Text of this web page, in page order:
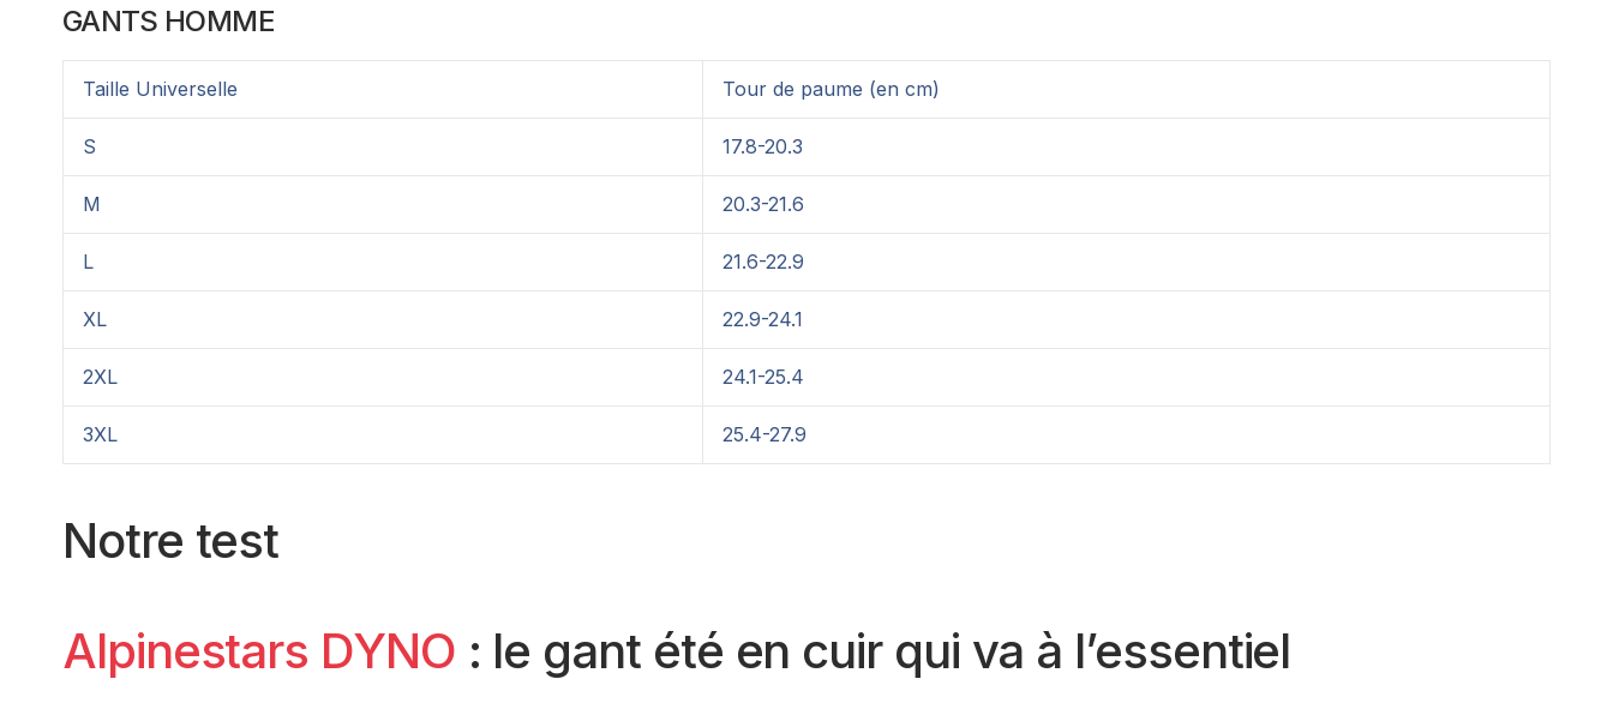
GANTS HOMME
Taille Universelle Tour de paume (en cm)
S 17.8-20.3
M 20.3-21.6
L 21.6-22.9
XL 22.9-24.1
2XL 24.1-25.4
3XL 25.4-27.9
Notre test
Alpinestars DYNO : le gant été en cuir qui va à l’essentiel